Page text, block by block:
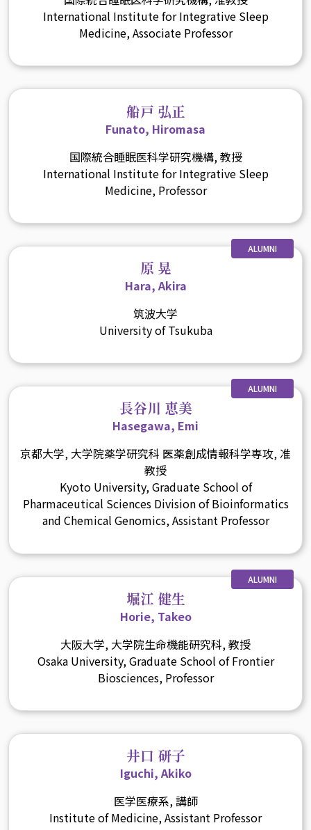
International Institute for Integrative Sleep
Medicine, Associate Professor
船戸 弘正
Funato, Hiromasa
国際統合睡眠医科学研究機構, 教授
International Institute for Integrative Sleep
Medicine, Professor
ALUMNI
原 晃
Hara, Akira
筑波大学
University of Tsukuba
ALUMNI
長谷川 恵美
Hasegawa, Emi
京都大学, 大学院薬学研究科 医薬創成情報科学専攻, 准
教授
Kyoto University, Graduate School of
Pharmaceutical Sciences Division of Bioinformatics
and Chemical Genomics, Assistant Professor
ALUMNI
堀江 健生
Horie, Takeo
大阪大学, 大学院生命機能研究科, 教授
Osaka University, Graduate School of Frontier
Biosciences, Professor
井口 研子
Iguchi, Akiko
医学医療系, 講師
Institute of Medicine, Assistant Professor